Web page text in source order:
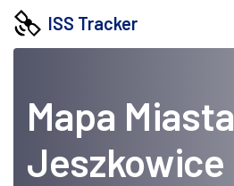
ISS Tracker
Mapa Miasta
Jeszkowice